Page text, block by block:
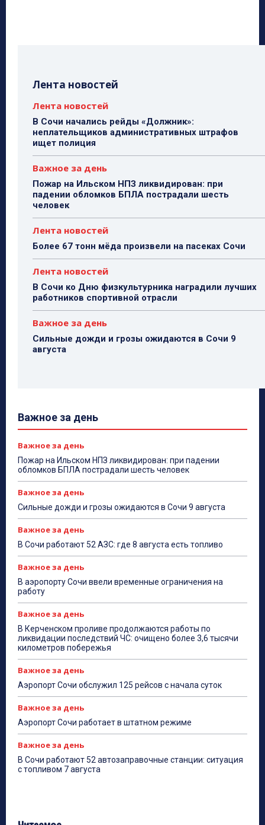
Лента новостей
Лента новостей
В Сочи начались рейды «Должник»:
неплательщиков административных штрафов
ищет полиция
Важное за день
Пожар на Ильском НПЗ ликвидирован: при
падении обломков БПЛА пострадали шесть
человек
Лента новостей
Более 67 тонн мёда произвели на пасеках Сочи
Лента новостей
В Сочи ко Дню физкультурника наградили лучших
работников спортивной отрасли
Важное за день
Сильные дожди и грозы ожидаются в Сочи 9
августа
Важное за день
Важное за день
Пожар на Ильском НПЗ ликвидирован: при падении
обломков БПЛА пострадали шесть человек
Важное за день
Сильные дожди и грозы ожидаются в Сочи 9 августа
Важное за день
В Сочи работают 52 АЗС: где 8 августа есть топливо
Важное за день
В аэропорту Сочи ввели временные ограничения на
работу
Важное за день
В Керченском проливе продолжаются работы по
ликвидации последствий ЧС: очищено более 3,6 тысячи
километров побережья
Важное за день
Аэропорт Сочи обслужил 125 рейсов с начала суток
Важное за день
Аэропорт Сочи работает в штатном режиме
Важное за день
В Сочи работают 52 автозаправочные станции: ситуация
с топливом 7 августа